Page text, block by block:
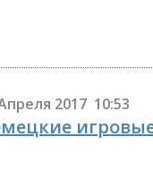
2017 10:53